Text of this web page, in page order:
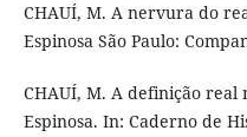
CHAUÍ, M. A nervura do
Espinosa São Paulo:
CHAUÍ, M. A definição
Espinosa. In: Caderno de